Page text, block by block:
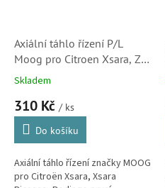
Axiální táhlo řízení P/L
Moog pro Citroen Xsara, ZX,
Berlingo a Xsara Picasso
Skladem
310 Kč / ks
Do košíku
Axiální táhlo řízení značky MOOG
pro Citroën Xsara, Xsara